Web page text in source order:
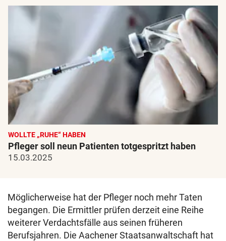
WOLLTE „RUHE“ HABEN
Pfleger soll neun Patienten totgespritzt haben
15.03.2025
Möglicherweise hat der Pfleger noch mehr Taten
begangen. Die Ermittler prüfen derzeit eine Reihe
weiterer Verdachtsfälle aus seinen früheren
Berufsjahren. Die Aachener Staatsanwaltschaft hat